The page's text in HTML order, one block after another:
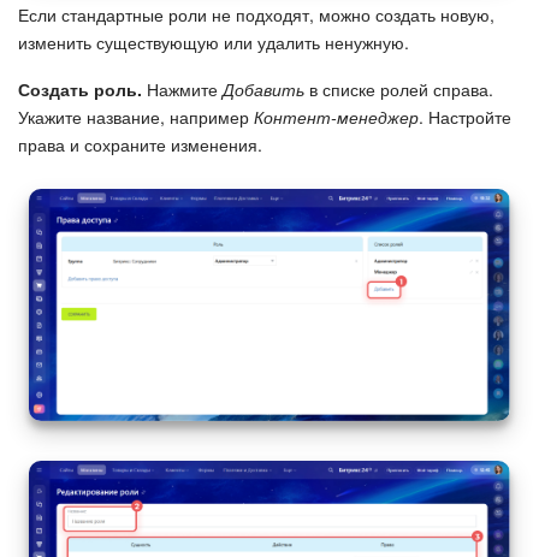
Настройки
Виджет сотрудника
Телефония
Филиальная сеть
Приложение Битрикс24
ПОЛУЧИТЬ БЕСПЛАТНО
Если стандартные роли не подходят, можно создать новую,
изменить существующую или удалить ненужную.
Создать роль. Нажмите Добавить в списке ролей справа.
Укажите название, например Контент-менеджер. Настройте
права и сохраните изменения.